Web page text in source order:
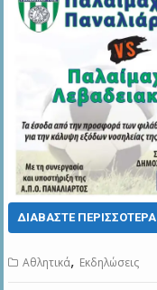
ΔΙΑΒΆΣΤΕ ΠΕΡΙΣΣΌΤΕΡΑ
Αθλητικά, Εκδηλώσεις